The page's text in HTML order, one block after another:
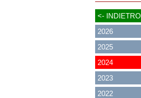
<- INDIETRO
2026
2025
2024
2023
2022